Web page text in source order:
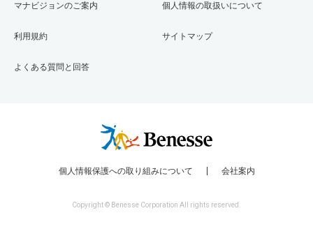
マナビジョンのご案内
利用規約
よくある質問と回答
個人情報の取扱いについて
サイトマップ
個人情報保護への取り組みについて 会社案内
Copyright © Benesse Corporation All rights reserved.